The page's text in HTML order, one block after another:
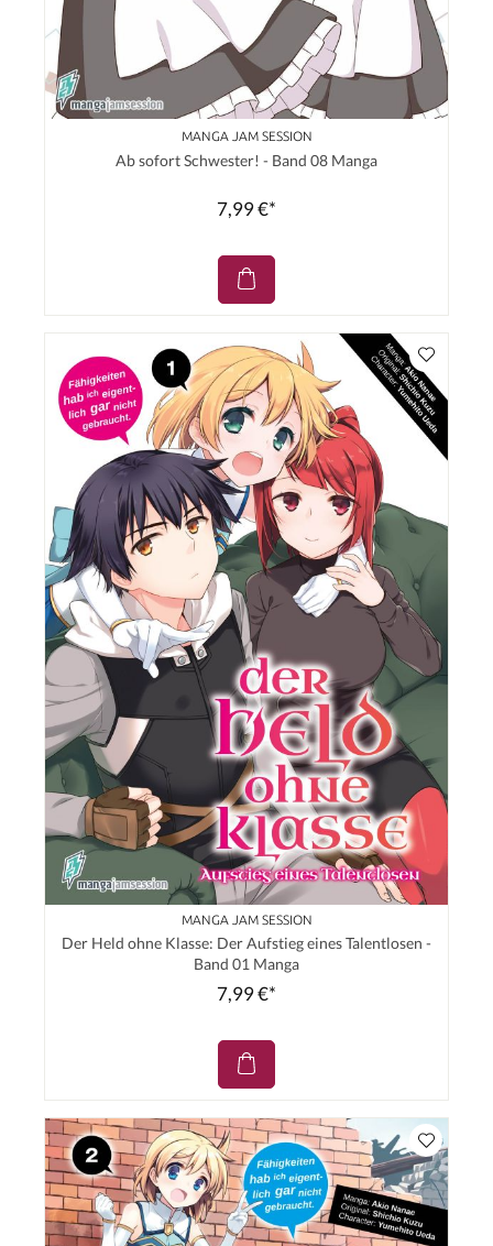
MANGA JAM SESSION
Ab sofort Schwester! - Band 08 Manga
7,99 €*
MANGA JAM SESSION
Der Held ohne Klasse: Der Aufstieg eines Talentlosen -
Band 01 Manga
7,99 €*